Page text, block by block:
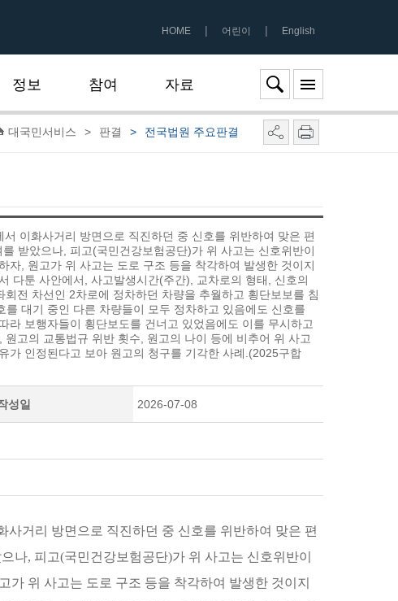
HOME | 어린이 | English
정보 참여 자료
대국민서비스 > 판결 > 전국법원 주요판결
이화사거리 방면으로 직진하던 중 신호를 위반하여 맞은 편
받았으나, 피고(국민건강보험공단)가 위 사고는 신호위반이
자, 원고가 위 사고는 도로 구조 등을 착각하여 발생한 것이지
다툰 사안에서, 사고발생시간(주간), 교차로의 형태, 신호의
전 차선인 2차로에 정차하던 차량을 추월하고 횡단보보를 침
대기 중인 다른 차량들이 모두 정차하고 있음에도 신호를
보행자들이 횡단보도를 건너고 있었음에도 이를 무시하고
고의 교통법규 위반 횟수, 원고의 나이 등에 비추어 위 사고
가 인정된다고 보아 원고의 청구를 기각한 사례.(2025구합
성일 2026-07-08
거리 방면으로 직진하던 중 신호를 위반하여 맞은 편
나, 피고(국민건강보험공단)가 위 사고는 신호위반이
위 사고는 도로 구조 등을 착각하여 발생한 것이지